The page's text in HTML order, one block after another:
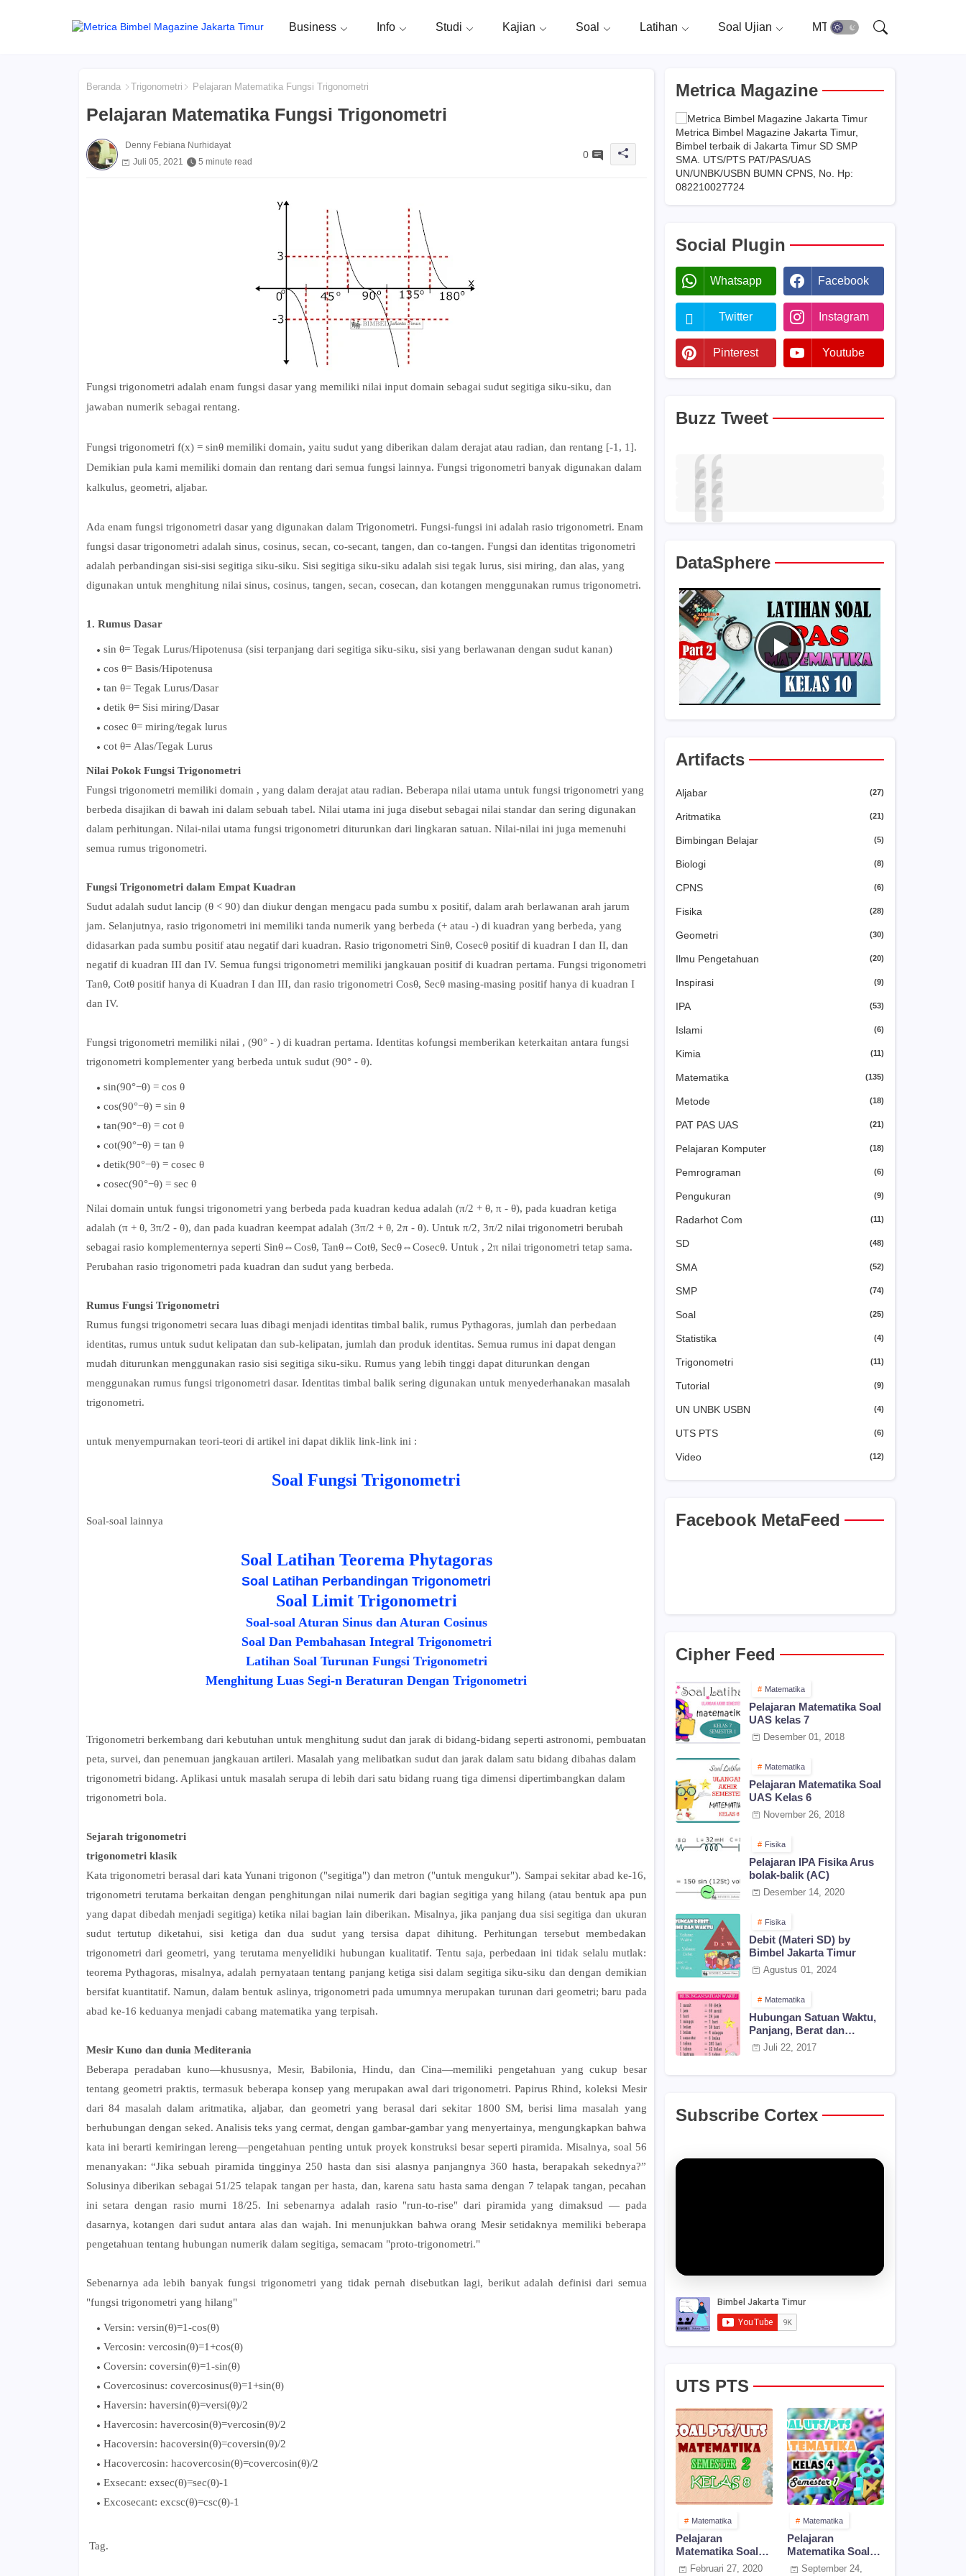
Business Info Studi Kajian Soal Latihan Soal Ujian MTMTK
Beranda Trigonometri Pelajaran Matematika Fungsi Trigonometri
Pelajaran Matematika Fungsi Trigonometri
Denny Febiana Nurhidayat
Juli 05, 2021
5 minute read
0
Fungsi trigonometri adalah enam fungsi dasar yang memiliki nilai input domain sebagai sudut segitiga siku-siku, dan
jawaban numerik sebagai rentang.
Fungsi trigonometri f(x) = sinθ memiliki domain, yaitu sudut yang diberikan dalam derajat atau radian, dan rentang [-1, 1].
Demikian pula kami memiliki domain dan rentang dari semua fungsi lainnya. Fungsi trigonometri banyak digunakan dalam
kalkulus, geometri, aljabar.
Ada enam fungsi trigonometri dasar yang digunakan dalam Trigonometri. Fungsi-fungsi ini adalah rasio trigonometri. Enam
fungsi dasar trigonometri adalah sinus, cosinus, secan, co-secant, tangen, dan co-tangen. Fungsi dan identitas trigonometri
adalah perbandingan sisi-sisi segitiga siku-siku. Sisi segitiga siku-siku adalah sisi tegak lurus, sisi miring, dan alas, yang
digunakan untuk menghitung nilai sinus, cosinus, tangen, secan, cosecan, dan kotangen menggunakan rumus trigonometri.
1. Rumus Dasar
sin θ= Tegak Lurus/Hipotenusa (sisi terpanjang dari segitiga siku-siku, sisi yang berlawanan dengan sudut kanan)
cos θ= Basis/Hipotenusa
tan θ= Tegak Lurus/Dasar
detik θ= Sisi miring/Dasar
cosec θ= miring/tegak lurus
cot θ= Alas/Tegak Lurus
Nilai Pokok Fungsi Trigonometri
Fungsi trigonometri memiliki domain , yang dalam derajat atau radian. Beberapa nilai utama untuk fungsi trigonometri yang
berbeda disajikan di bawah ini dalam sebuah tabel. Nilai utama ini juga disebut sebagai nilai standar dan sering digunakan
dalam perhitungan. Nilai-nilai utama fungsi trigonometri diturunkan dari lingkaran satuan. Nilai-nilai ini juga memenuhi
semua rumus trigonometri.
Fungsi Trigonometri dalam Empat Kuadran
Sudut adalah sudut lancip (θ < 90) dan diukur dengan mengacu pada sumbu x positif, dalam arah berlawanan arah jarum
jam. Selanjutnya, rasio trigonometri ini memiliki tanda numerik yang berbeda (+ atau -) di kuadran yang berbeda, yang
didasarkan pada sumbu positif atau negatif dari kuadran. Rasio trigonometri Sinθ, Cosecθ positif di kuadran I dan II, dan
negatif di kuadran III dan IV. Semua fungsi trigonometri memiliki jangkauan positif di kuadran pertama. Fungsi trigonometri
Tanθ, Cotθ positif hanya di Kuadran I dan III, dan rasio trigonometri Cosθ, Secθ masing-masing positif hanya di kuadran I
dan IV.
Fungsi trigonometri memiliki nilai , (90° - ) di kuadran pertama. Identitas kofungsi memberikan keterkaitan antara fungsi
trigonometri komplementer yang berbeda untuk sudut (90° - θ).
sin(90°−θ) = cos θ
cos(90°−θ) = sin θ
tan(90°−θ) = cot θ
cot(90°−θ) = tan θ
detik(90°−θ) = cosec θ
cosec(90°−θ) = sec θ
Nilai domain untuk fungsi trigonometri yang berbeda pada kuadran kedua adalah (π/2 + θ, π - θ), pada kuadran ketiga
adalah (π + θ, 3π/2 - θ), dan pada kuadran keempat adalah (3π/2 + θ, 2π - θ). Untuk π/2, 3π/2 nilai trigonometri berubah
sebagai rasio komplementernya seperti Sinθ⇔Cosθ, Tanθ⇔Cotθ, Secθ⇔Cosecθ. Untuk , 2π nilai trigonometri tetap sama.
Perubahan rasio trigonometri pada kuadran dan sudut yang berbeda.
Rumus Fungsi Trigonometri
Rumus fungsi trigonometri secara luas dibagi menjadi identitas timbal balik, rumus Pythagoras, jumlah dan perbedaan
identitas, rumus untuk sudut kelipatan dan sub-kelipatan, jumlah dan produk identitas. Semua rumus ini dapat dengan
mudah diturunkan menggunakan rasio sisi segitiga siku-siku. Rumus yang lebih tinggi dapat diturunkan dengan
menggunakan rumus fungsi trigonometri dasar. Identitas timbal balik sering digunakan untuk menyederhanakan masalah
trigonometri.
untuk menyempurnakan teori-teori di artikel ini dapat diklik link-link ini :
Soal Fungsi Trigonometri
Soal-soal lainnya
Soal Latihan Teorema Phytagoras
Soal Latihan Perbandingan Trigonometri
Soal Limit Trigonometri
Soal-soal Aturan Sinus dan Aturan Cosinus
Soal Dan Pembahasan Integral Trigonometri
Latihan Soal Turunan Fungsi Trigonometri
Menghitung Luas Segi-n Beraturan Dengan Trigonometri
Trigonometri berkembang dari kebutuhan untuk menghitung sudut dan jarak di bidang-bidang seperti astronomi, pembuatan
peta, survei, dan penemuan jangkauan artileri. Masalah yang melibatkan sudut dan jarak dalam satu bidang dibahas dalam
trigonometri bidang. Aplikasi untuk masalah serupa di lebih dari satu bidang ruang tiga dimensi dipertimbangkan dalam
trigonometri bola.
Sejarah trigonometri
trigonometri klasik
Kata trigonometri berasal dari kata Yunani trigonon ("segitiga") dan metron ("untuk mengukur"). Sampai sekitar abad ke-16,
trigonometri terutama berkaitan dengan penghitungan nilai numerik dari bagian segitiga yang hilang (atau bentuk apa pun
yang dapat dibedah menjadi segitiga) ketika nilai bagian lain diberikan. Misalnya, jika panjang dua sisi segitiga dan ukuran
sudut tertutup diketahui, sisi ketiga dan dua sudut yang tersisa dapat dihitung. Perhitungan tersebut membedakan
trigonometri dari geometri, yang terutama menyelidiki hubungan kualitatif. Tentu saja, perbedaan ini tidak selalu mutlak:
teorema Pythagoras, misalnya, adalah pernyataan tentang panjang ketiga sisi dalam segitiga siku-siku dan dengan demikian
bersifat kuantitatif. Namun, dalam bentuk aslinya, trigonometri pada umumnya merupakan turunan dari geometri; baru pada
abad ke-16 keduanya menjadi cabang matematika yang terpisah.
Mesir Kuno dan dunia Mediterania
Beberapa peradaban kuno—khususnya, Mesir, Babilonia, Hindu, dan Cina—memiliki pengetahuan yang cukup besar
tentang geometri praktis, termasuk beberapa konsep yang merupakan awal dari trigonometri. Papirus Rhind, koleksi Mesir
dari 84 masalah dalam aritmatika, aljabar, dan geometri yang berasal dari sekitar 1800 SM, berisi lima masalah yang
berhubungan dengan seked. Analisis teks yang cermat, dengan gambar-gambar yang menyertainya, mengungkapkan bahwa
kata ini berarti kemiringan lereng—pengetahuan penting untuk proyek konstruksi besar seperti piramida. Misalnya, soal 56
menanyakan: “Jika sebuah piramida tingginya 250 hasta dan sisi alasnya panjangnya 360 hasta, berapakah sekednya?”
Solusinya diberikan sebagai 51/25 telapak tangan per hasta, dan, karena satu hasta sama dengan 7 telapak tangan, pecahan
ini setara dengan rasio murni 18/25. Ini sebenarnya adalah rasio "run-to-rise" dari piramida yang dimaksud — pada
dasarnya, kotangen dari sudut antara alas dan wajah. Ini menunjukkan bahwa orang Mesir setidaknya memiliki beberapa
pengetahuan tentang hubungan numerik dalam segitiga, semacam "proto-trigonometri."
Sebenarnya ada lebih banyak fungsi trigonometri yang tidak pernah disebutkan lagi, berikut adalah definisi dari semua
"fungsi trigonometri yang hilang"
Versin: versin(θ)=1-cos(θ)
Vercosin: vercosin(θ)=1+cos(θ)
Coversin: coversin(θ)=1-sin(θ)
Covercosinus: covercosinus(θ)=1+sin(θ)
Haversin: haversin(θ)=versi(θ)/2
Havercosin: havercosin(θ)=vercosin(θ)/2
Hacoversin: hacoversin(θ)=coversin(θ)/2
Hacovercosin: hacovercosin(θ)=covercosin(θ)/2
Exsecant: exsec(θ)=sec(θ)-1
Excosecant: excsc(θ)=csc(θ)-1
Tag.
Metrica Magazine
Metrica Bimbel Magazine Jakarta Timur,
Bimbel terbaik di Jakarta Timur SD SMP
SMA. UTS/PTS PAT/PAS/UAS
UN/UNBK/USBN BUMN CPNS, No. Hp:
082210027724
Social Plugin
Whatsapp Facebook
Twitter Instagram
Pinterest Youtube
Buzz Tweet
DataSphere
Artifacts
Aljabar (27)
Aritmatika (21)
Bimbingan Belajar (5)
Biologi (8)
CPNS (6)
Fisika (28)
Geometri (30)
Ilmu Pengetahuan (20)
Inspirasi (9)
IPA (53)
Islami (6)
Kimia (11)
Matematika (135)
Metode (18)
PAT PAS UAS (21)
Pelajaran Komputer (18)
Pemrograman (6)
Pengukuran (9)
Radarhot Com (11)
SD (48)
SMA (52)
SMP (74)
Soal (25)
Statistika (4)
Trigonometri (11)
Tutorial (9)
UN UNBK USBN (4)
UTS PTS (6)
Video (12)
Facebook MetaFeed
Cipher Feed
Matematika
Pelajaran Matematika Soal
UAS kelas 7
Desember 01, 2018
Matematika
Pelajaran Matematika Soal
UAS Kelas 6
November 26, 2018
Fisika
Pelajaran IPA Fisika Arus
bolak-balik (AC)
Desember 14, 2020
Fisika
Debit (Materi SD) by
Bimbel Jakarta Timur
Agustus 01, 2024
Matematika
Hubungan Satuan Waktu,
Panjang, Berat dan
Kuantitas
Juli 22, 2017
Subscribe Cortex
UTS PTS
Matematika
Pelajaran
Matematika Soal
PTS Kelas 8
Februari 27, 2020
Matematika
Pelajaran
Matematika Soal
UTS/PTS Kelas 4
September 24,